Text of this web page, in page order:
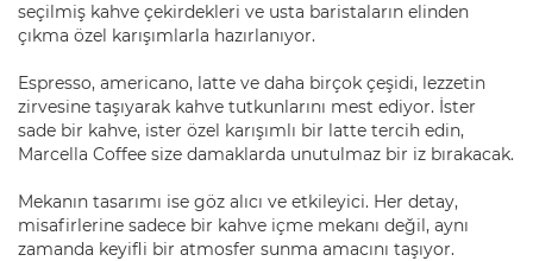
seçilmiş kahve çekirdekleri ve usta baristaların elinden
çıkma özel karışımlarla hazırlanıyor.
Espresso, americano, latte ve daha birçok çeşidi, lezzetin
zirvesine taşıyarak kahve tutkunlarını mest ediyor. İster
sade bir kahve, ister özel karışımlı bir latte tercih edin,
Marcella Coffee size damaklarda unutulmaz bir iz bırakacak.
Mekanın tasarımı ise göz alıcı ve etkileyici. Her detay,
misafirlerine sadece bir kahve içme mekanı değil, aynı
zamanda keyifli bir atmosfer sunma amacını taşıyor.